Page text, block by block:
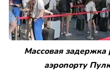
Массовая задержка
аэропорту